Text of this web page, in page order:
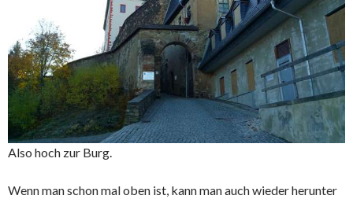
Also hoch zur Burg.
Wenn man schon mal oben ist, kann man auch wieder herunter